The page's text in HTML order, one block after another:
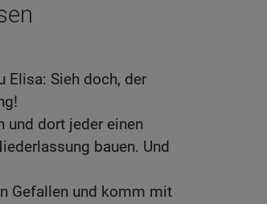
Elisa: Sieh doch, der
und dort jeder einen
bauen. Und
Gefallen und komm mit